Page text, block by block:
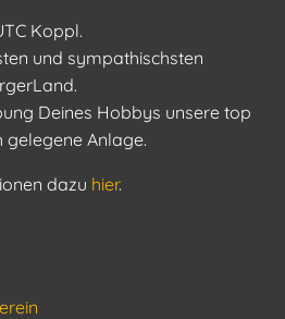
Koppl.
und sympathischsten
Deines Hobbys unsere top
Anlage.
dazu hier.